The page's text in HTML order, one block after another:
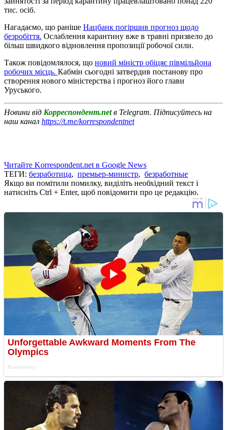
тис. осіб.
Нагадаємо, що раніше Нацбанк погіршив прогноз щодо
безробіття. Ослаблення карантину вже в травні призвело до
більш швидкого відновлення пропозиції робочої сили.
Також повідомлялося, що новий міністр обіцяє півмільйона
робочих місць. Кабмін сьогодні затвердив постанову про
створення нового міністерства і прогноз його глави
Уруського.
Новини від Корреспондент.netв Telegram. Підписуйтесь на
наш канал https://t.me/korrespondentnet
Читайте Korrespondent.net в Google News
ТЕГИ: безработица, премьер-министр, безработные
Якщо ви помітили помилку, виділіть необхідний текст і
натисніть Ctrl + Enter, щоб повідомити про це редакцію.